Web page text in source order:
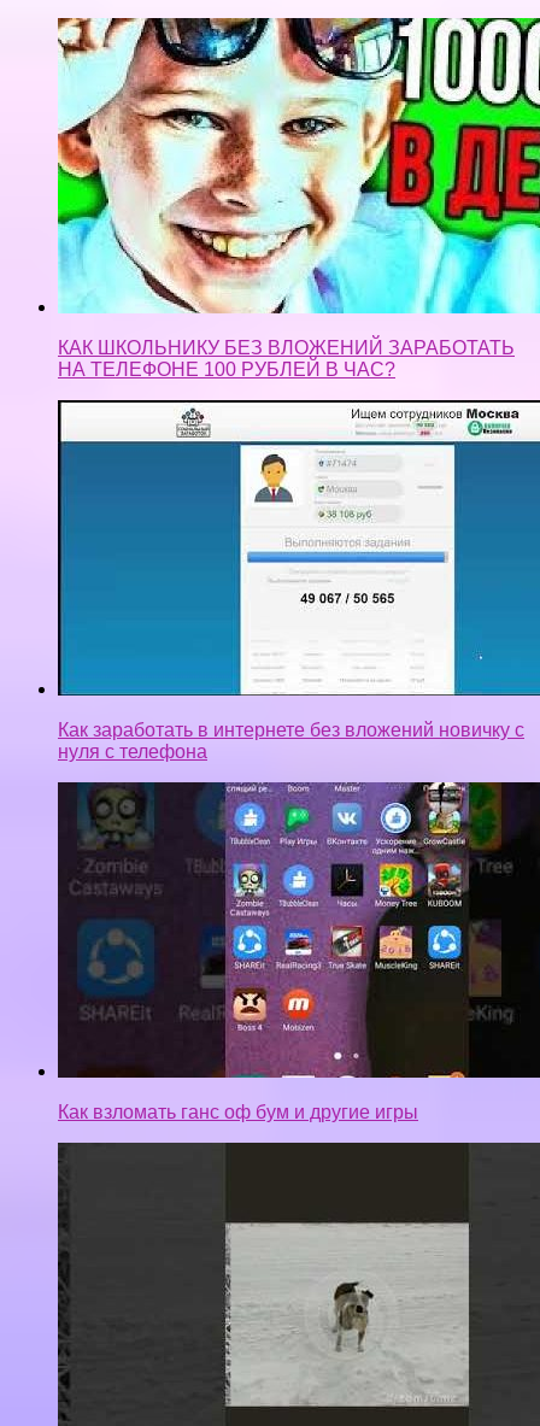
КАК ШКОЛЬНИКУ БЕЗ ВЛОЖЕНИЙ ЗАРАБОТАТЬ
НА ТЕЛЕФОНЕ 100 РУБЛЕЙ В ЧАС?
Как заработать в интернете без вложений новичку с
нуля с телефона
Как взломать ганс оф бум и другие игры